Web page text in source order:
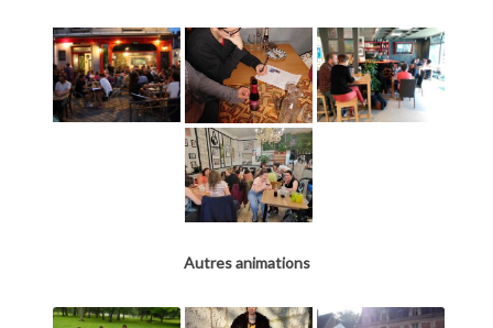
Autres animations